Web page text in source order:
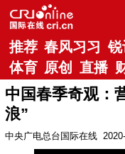
推荐 春风习习
体育 原创 直播
中国春季奇观：
浪”
中央广电总台国际在线